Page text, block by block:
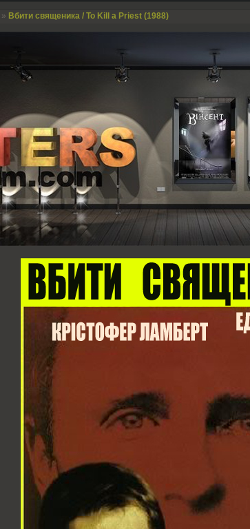
» Вбити священика / To Kill a Priest (1988)